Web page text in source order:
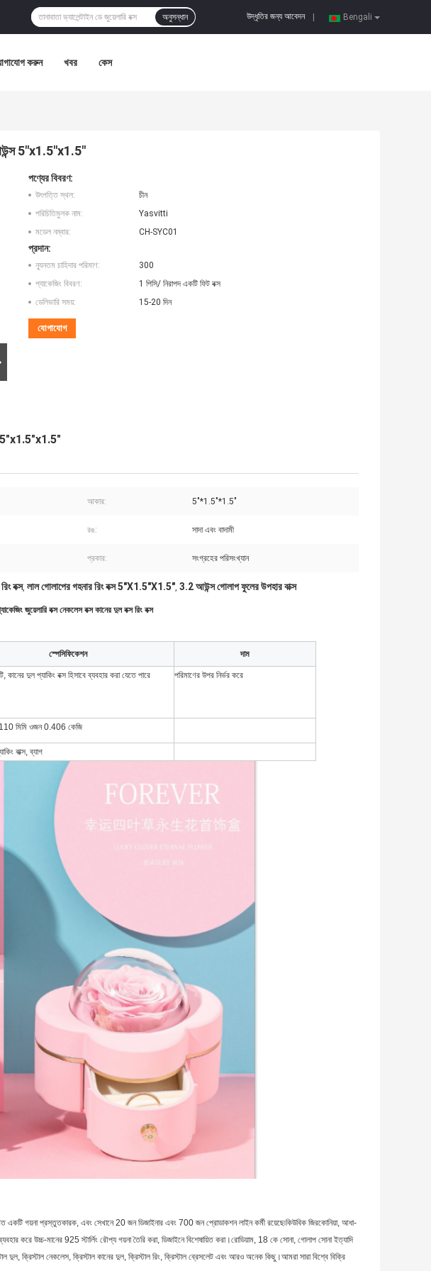
Bengali
উদ্ধৃতির জন্য আবেদন
অনুসন্ধান
করুন খবর কেস
আউন্স 5"x1.5"x1.5"
পণ্যের বিবরণ:
উৎপত্তি স্থল:
চীন
পরিচিতিমুলক নাম:
Yasvitti
মডেল নম্বার:
CH-SYC01
প্রদান:
ন্যূনতম চাহিদার পরিমাণ:
300
প্যাকেজিং বিবরণ:
1 পিসি/ নিরাপদ একটি ফিট বক্স
ডেলিভারি সময়:
15-20 দিন
যোগাযোগ
5"x1.5"x1.5"
আকার: 5"*1.5"*1.5"
রঙ: সাদা এবং বাদামী
প্রকার: সংগ্রহের পরিসংখ্যান
বক্স, লাল গোলাপের গহনার রিং বক্স 5"X1.5"X1.5", 3.2 আউন্স গোলাপ ফুলের উপহার বাক্স
জুয়েলারি বক্স নেকলেস বক্স কানের দুল বক্স রিং বক্স
স্পেসিফিকেশন দাম
কানের দুল প্যাকিং বক্স হিসাবে ব্যবহার করা যেতে পারে পরিমাণের উপর নির্ভর করে
মিমি ওজন 0.406 কেজি
বাক্স, ব্যাগ
গয়না প্রস্তুতকারক, এবং সেখানে 20 জন ডিজাইনার এবং 700 জন প্রোডাকশন লাইন কর্মী রয়েছে৷কিউবিক জিরকোনিয়া, আধা-
করে উচ্চ-মানের 925 স্টার্লিং রৌপ্য গয়না তৈরি করা, ডিজাইনে বিশেষায়িত করা।রোডিয়াম, 18 কে সোনা, গোলাপ সোনা ইত্যাদি
দুল, ক্রিস্টাল নেকলেস, ক্রিস্টাল কানের দুল, ক্রিস্টাল রিং, ক্রিস্টাল ব্রেসলেট এবং আরও অনেক কিছু।আমরা সারা বিশ্বে বিক্রি